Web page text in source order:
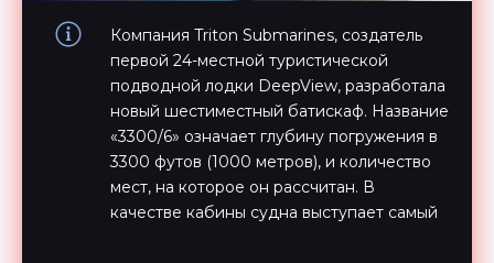
Компания Triton Submarines, создатель
первой 24-местной туристической
подводной лодки DeepView, разработала
новый шестиместный батискаф. Название
«3300/6» означает глубину погружения в
3300 футов (1000 метров), и количество
мест, на которое он рассчитан. В
качестве кабины судна выступает самый